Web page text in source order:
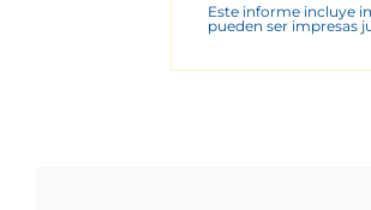
Este informe incluye
pueden ser impresas